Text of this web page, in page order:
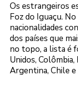
Os estrangeiros
Foz do Iguaçu.
nacionalidades
dos países que
no topo, a lista é
Unidos, Colômbia,
Argentina, Chile